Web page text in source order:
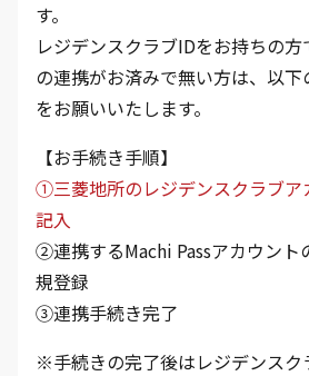
す。
レジデンスクラブIDをお持ちの方
の連携がお済みで無い方は、以
をお願いいたします。
【お手続き手順】
①三菱地所のレジデンスクラブア
記入
②連携するMachi Passアカウント
規登録
③連携手続き完了
※手続きの完了後はレジデンスク